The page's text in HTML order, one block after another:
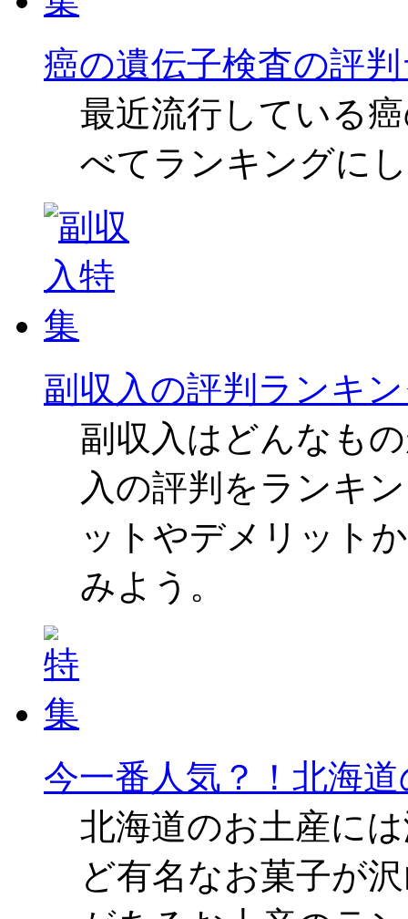
癌の遺伝子検査の評
最近流行している
べてランキングに
副収入の評判ランキ
副収入はどんなも
入の評判をランキ
ットやデメリット
みよう。
今一番人気？！北海
北海道のお土産に
ど有名なお菓子が